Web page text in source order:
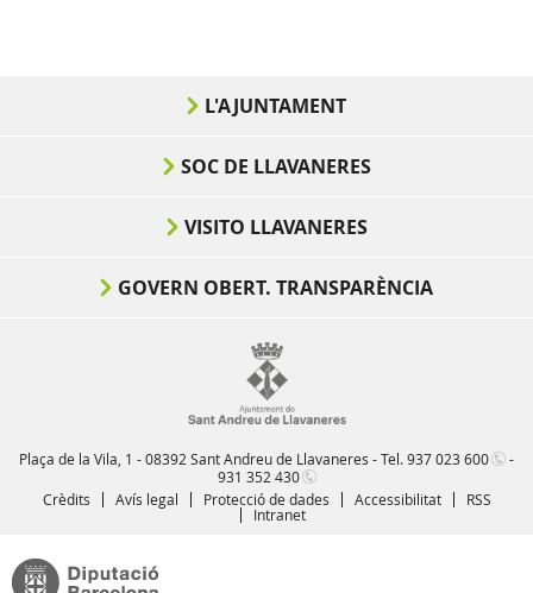
L'AJUNTAMENT
SOC DE LLAVANERES
VISITO LLAVANERES
GOVERN OBERT. TRANSPARÈNCIA
Plaça de la Vila, 1 - 08392 Sant Andreu de Llavaneres - Tel.937 023 600
-
931 352 430
Crèdits
Avís legal Protecció de dades Accessibilitat
RSS
Intranet